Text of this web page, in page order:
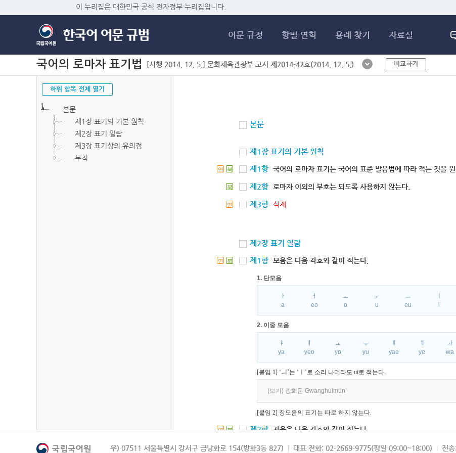
이 누리집은 대한민국 공식 전자정부 누리집입니다.
어문 규정 항별 연혁 용례 찾기 자료실
국어의 로마자 표기법 [시행 2014. 12. 5.] 문화체육관광부 고시 제2014-42호(2014. 12. 5.) 비교하기
하위 항목 전체 열기
본문
제1장 표기의 기본 원칙
제2장 표기 일람
제3장 표기상의 유의점
부칙
본문
제1장 표기의 기본 원칙
연 북 제1항 국어의 로마자 표기는 국어의 표준 발음법에 따라 적는 것을 원
북 제2항 로마자 이외의 부호는 되도록 사용하지 않는다.
연 제3항 삭제
제2장 표기 일람
연 북 제1항 모음은 다음 각호와 같이 적는다.
1. 단모음
ㅏ
a
ㅓ
eo
ㅗ
o
ㅜ
u
ㅡ
eu
i
2. 이중 모음
ㅑ
ya
ㅕ
yeo
ㅛ
yo
ㅠ
yu
ㅒ
yae
ㅖ
ye
ㅘ
wa
[붙임 1] ‘ㅢ’는 ‘ㅣ’로 소리 나더라도 ui로 적는다.
(보기) 광희문 Gwanghuimun
[붙임 2] 장모음의 표기는 따로 하지 않는다.
연 북 제2항 자음은 다음 각호와 같이 적는다.
1. 파열음
우) 07511 서울특별시 강서구 금낭화로 154(방화3동 827) 대표 전화: 02-2669-9775(평일 09:00~18:00) 전